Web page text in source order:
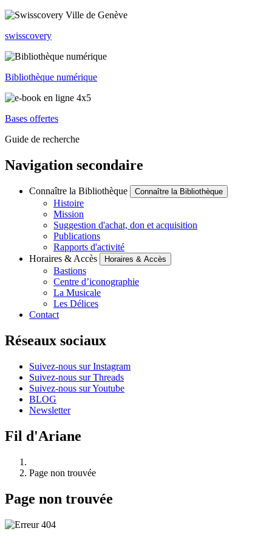
swisscovery
Bibliothèque numérique
Bases offertes
Guide de recherche
Navigation secondaire
Connaître la Bibliothèque Connaître la Bibliothèque
Histoire
Mission
Suggestion d'achat, don et acquisition
Publications
Rapports d'activité
Horaires & Accès
Horaires & Accès
Bastions
Centre d’iconographie
La Musicale
Les Délices
Contact
Réseaux sociaux
Suivez-nous sur Instagram
Suivez-nous sur Threads
Suivez-nous sur Youtube
BLOG
Newsletter
Fil d'Ariane
Page non trouvée
Page non trouvée